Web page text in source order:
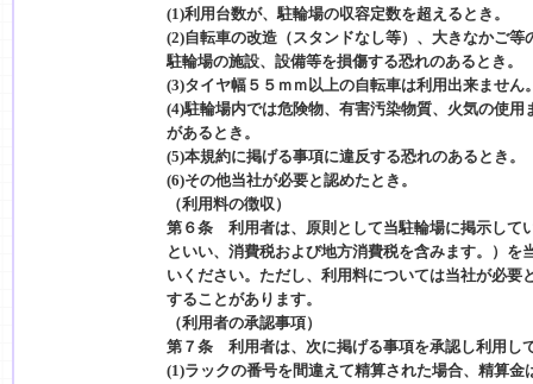
(1)利用台数が、駐輪場の収容定数を超えるとき。
(2)自転車の改造（スタンドなし等）、大きなかご
駐輪場の施設、設備等を損傷する恐れのあるとき。
(3)タイヤ幅５５ｍｍ以上の自転車は利用出来ません
(4)駐輪場内では危険物、有害汚染物質、火気の使
があるとき。
(5)本規約に掲げる事項に違反する恐れのあるとき。
(6)その他当社が必要と認めたとき。
（利用料の徴収）
第６条 利用者は、原則として当駐輪場に掲示して
といい、消費税および地方消費税を含みます。）
いください。ただし、利用料については当社が必
することがあります。
（利用者の承認事項）
第７条 利用者は、次に掲げる事項を承認し利用し
(1)ラックの番号を間違えて精算された場合、精算金